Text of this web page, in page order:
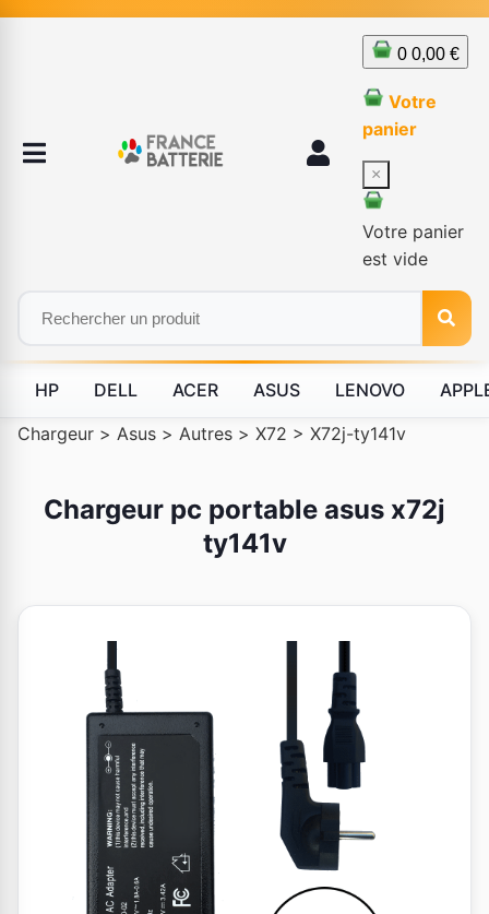
0 0,00 €
Votre
panier
×
Votre panier
est vide
HP DELL ACER ASUS LENOVO
Chargeur > Asus > Autres > X72 > X72j-ty141v
Chargeur pc portable asus x72j
ty141v